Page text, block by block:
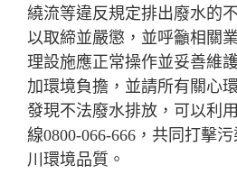
繞流等違反規定排出廢水的
以取締並嚴懲，並呼籲相關
理設施應正常操作並妥善維
加環境負擔，並請所有關心
發現不法廢水排放，可以利
線0800-066-666，共同打擊
川環境品質。